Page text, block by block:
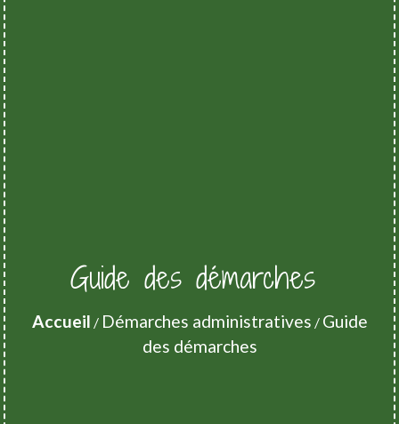
Guide des démarches
Accueil / Démarches administratives / Guide
des démarches